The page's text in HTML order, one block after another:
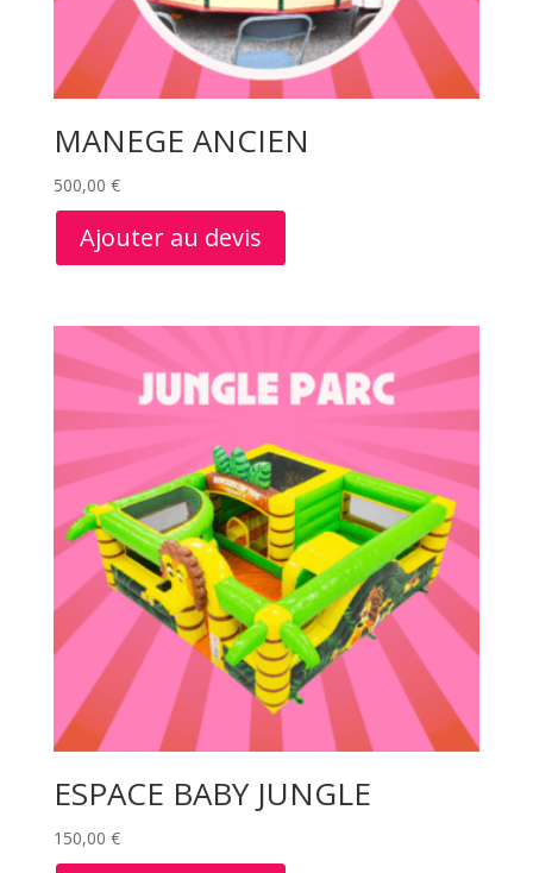
MANEGE ANCIEN
500,00 €
Ajouter au devis
ESPACE BABY JUNGLE
150,00 €